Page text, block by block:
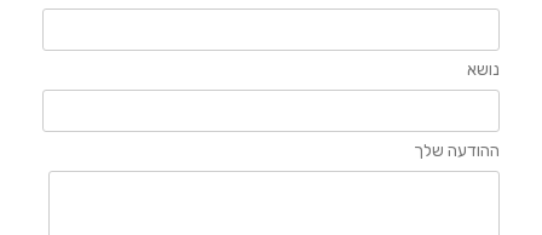
נושא
ההודעה שלך